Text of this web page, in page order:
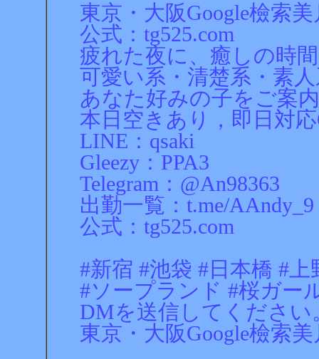
東京・大阪Google檢索
公式：tg525.com
疲れた夜に、癒しの時
可愛い系・清楚系・素
あなた好みの子をご案
本日空きあり，即日対
LINE：qsaki
Gleezy：PPA3
Telegram：@An98363
出勤一覧：t.me/AAndy_9
公式：tg525.com
#新宿 #池袋 #日本橋 #
#ソープランド #桜ガー
DMを送信してくださ
東京・大阪Google檢索